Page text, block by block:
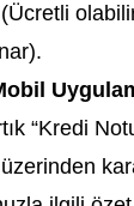
(Ücretli
“Kredi